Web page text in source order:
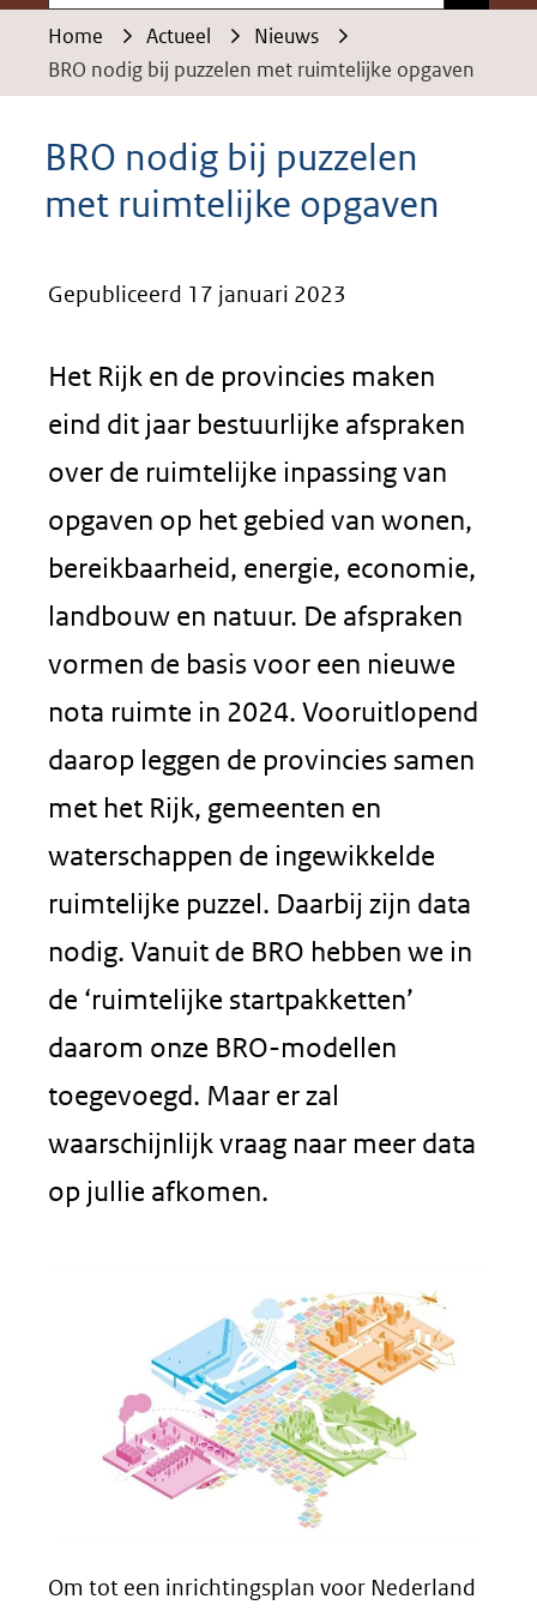
Home Actueel
Nieuws
BRO nodig bij puzzelen met ruimtelijke opgaven
BRO nodig bij puzzelen
met ruimtelijke opgaven
Gepubliceerd 17 januari 2023
Het Rijk en de provincies maken
eind dit jaar bestuurlijke afspraken
over de ruimtelijke inpassing van
opgaven op het gebied van wonen,
bereikbaarheid, energie, economie,
landbouw en natuur. De afspraken
vormen de basis voor een nieuwe
nota ruimte in 2024. Vooruitlopend
daarop leggen de provincies samen
met het Rijk, gemeenten en
waterschappen de ingewikkelde
ruimtelijke puzzel. Daarbij zijn data
nodig. Vanuit de BRO hebben we in
de ‘ruimtelijke startpakketten’
daarom onze BRO-modellen
toegevoegd. Maar er zal
waarschijnlijk vraag naar meer data
op jullie afkomen.
Om tot een inrichtingsplan voor Nederland